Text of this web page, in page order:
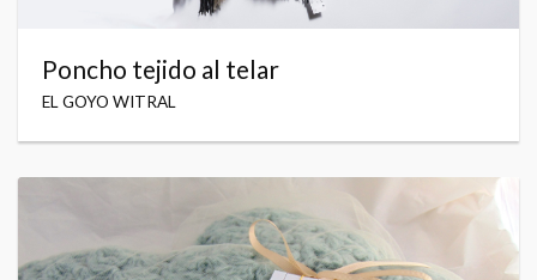
Poncho tejido al telar
EL GOYO WITRAL